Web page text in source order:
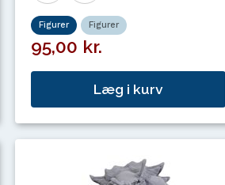
Figurer Figurer
95,00 kr.
Læg i kurv